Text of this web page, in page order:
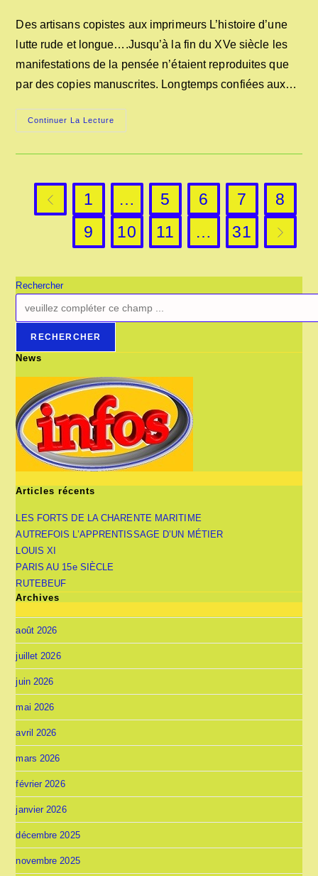
publication :
Des artisans copistes aux imprimeurs L’histoire d’une
lutte rude et longue….Jusqu’à la fin du XVe siècle les
manifestations de la pensée n’étaient reproduites que
par des copies manuscrites. Longtemps confiées aux…
Continuer La Lecture
ARTISANS
Go to the previous page
1 … 5 6 7
8
9
10 11 … 31 Aller à
Rechercher
RECHERCHER
News
Articles récents
LES FORTS DE LA CHARENTE MARITIME
AUTREFOIS L’APPRENTISSAGE D’UN MÉTIER
LOUIS XI
PARIS AU 15e SIÈCLE
RUTEBEUF
Archives
août 2026
juillet 2026
juin 2026
mai 2026
avril 2026
mars 2026
février 2026
janvier 2026
décembre 2025
novembre 2025